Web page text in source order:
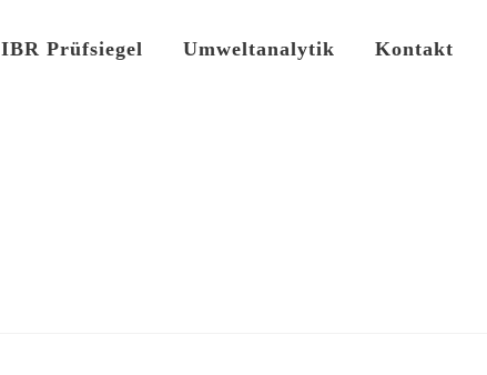
IBR Prüfsiegel Umweltanalytik Kontakt